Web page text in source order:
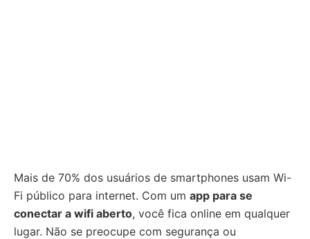
Mais de 70% dos usuários de smartphones usam Wi-
Fi público para internet. Com um app para se
conectar a wifi aberto, você fica online em qualquer
lugar. Não se preocupe com segurança ou